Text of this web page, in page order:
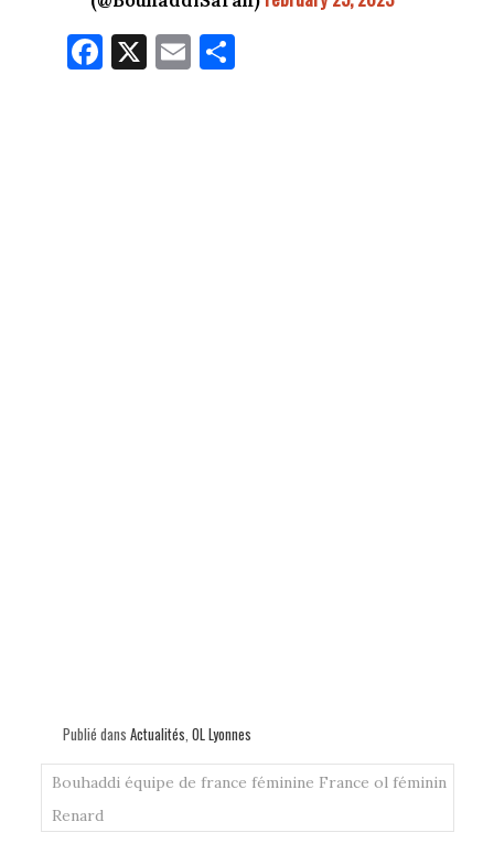
Fa
ce
X E
m
Pa
Publié dans Actualités, OL Lyonnes
Bouhaddi équipe de france féminine France ol féminin
Renard